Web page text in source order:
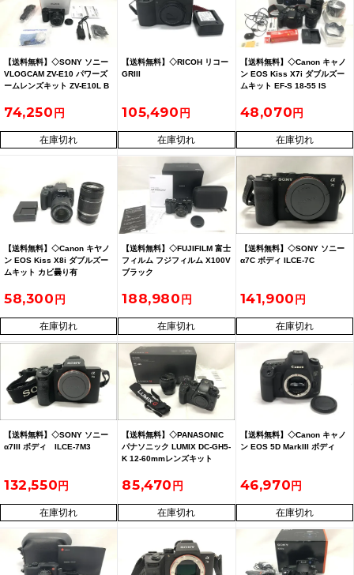
【送料無料】◇SONY ソニー
VLOGCAM ZV-E10 パワーズ
ームレンズキット ZV-E10L B
74,250
在庫切れ
【送料無料】◇RICOH リコー
GRIII
105,490
在庫切れ
【送料無料】◇Canon キャノ
ン EOS Kiss X7i ダブルズー
ムキット EF-S 18-55 IS
48,070
在庫切れ
【送料無料】◇Canon キヤノ
ン EOS Kiss X8i ダブルズー
ムキット カビ曇り有
58,300
在庫切れ
【送料無料】◇FUJIFILM 富士
フィルム フジフィルム X100V
ブラック
188,980
在庫切れ
【送料無料】◇SONY ソニー
α7C ボディ ILCE-7C
141,900
在庫切れ
【送料無料】◇SONY ソニー
α7III ボディ ILCE-7M3
132,550
在庫切れ
【送料無料】◇PANASONIC
パナソニック LUMIX DC-GH5-
K 12-60mmレンズキット
付き
85,470
在庫切れ
【送料無料】◇Canon キャノ
ン EOS 5D MarkIII ボディ
46,970
在庫切れ